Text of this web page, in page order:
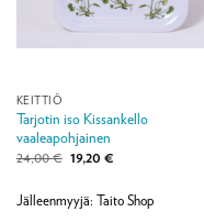
KEITTIÖ
Tarjotin iso Kissankello
vaaleapohjainen
24,00€ Alkuperäinen
hinta
24,00 €.
19,20 €Nykyinen
19,20 €.
Jälleenmyyjä: Taito Shop